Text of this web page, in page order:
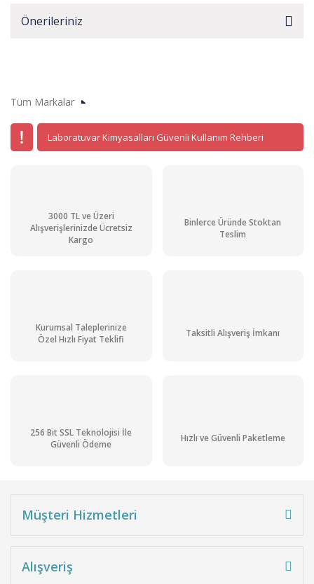
Önerileriniz
Tüm Markalar
Laboratuvar Kimyasalları Güvenli Kullanım Rehberi
3000 TL ve Üzeri
Alışverişlerinizde Ücretsiz
Kargo
Binlerce Üründe Stoktan
Teslim
Kurumsal Taleplerinize
Özel Hızlı Fiyat Teklifi
Taksitli Alışveriş İmkanı
256 Bit SSL Teknolojisi İle
Güvenli Ödeme
Hızlı ve Güvenli Paketleme
Müşteri Hizmetleri
Alışveriş